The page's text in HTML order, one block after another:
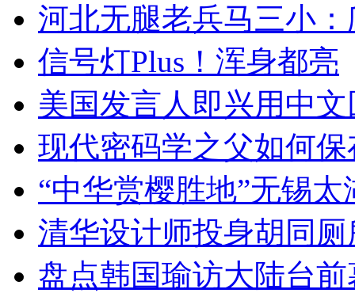
河北无腿老兵马三小
信号灯Plus！浑身都亮
美国发言人即兴用中
现代密码学之父如何
“中华赏樱胜地”无锡
清华设计师投身胡同
盘点韩国瑜访大陆台